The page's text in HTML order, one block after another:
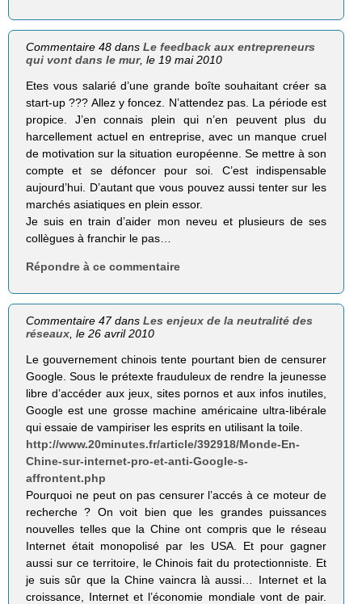
Commentaire 48 dansLe feedback aux entrepreneurs
qui vont dans le mur, le 19 mai 2010
Etes vous salarié d’une grande boîte souhaitant créer sa
start-up ??? Allez y foncez. N’attendez pas. La période est
propice. J’en connais plein qui n’en peuvent plus du
harcellement actuel en entreprise, avec un manque cruel
de motivation sur la situation européenne. Se mettre à son
compte et se défoncer pour soi. C’est indispensable
aujourd’hui. D’autant que vous pouvez aussi tenter sur les
marchés asiatiques en plein essor.
Je suis en train d’aider mon neveu et plusieurs de ses
collègues à franchir le pas…
Répondre à ce commentaire
Commentaire 47 dansLes enjeux de la neutralité des
réseaux , le 26 avril 2010
Le gouvernement chinois tente pourtant bien de censurer
Google. Sous le prétexte frauduleux de rendre la jeunesse
libre d’accéder aux jeux, sites pornos et aux infos inutiles,
Google est une grosse machine américaine ultra-libérale
qui essaie de vampiriser les esprits en utilisant la toile.
http://www.20minutes.fr/article/392918/Monde-En-
Chine-sur-internet-pro-et-anti-Google-s-
affrontent.php
Pourquoi ne peut on pas censurer l’accés à ce moteur de
recherche ? On voit bien que les grandes puissances
nouvelles telles que la Chine ont compris que le réseau
Internet était monopolisé par les USA. Et pour gagner
aussi sur ce territoire, le Chinois fait du protectionniste. Et
je suis sûr que la Chine vaincra là aussi… Internet et la
croissance, Internet et l’économie mondiale vont de pair.